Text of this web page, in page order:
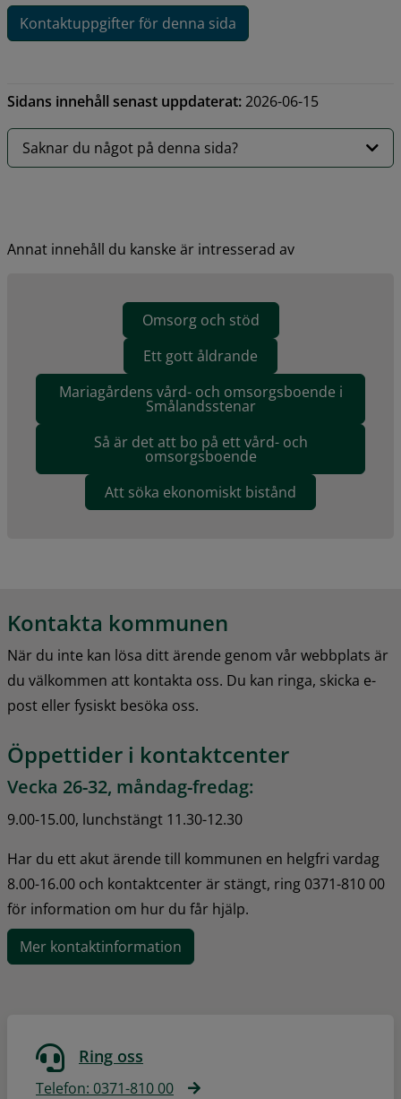
Kontaktuppgifter för denna sida
Sidans innehåll senast uppdaterat:2026-06-15
Saknar du något på denna sida?
Annat innehåll du kanske är intresserad av
Omsorg och stöd
Ett gott åldrande
Mariagårdens vård- och omsorgsboende i
Smålandsstenar
Så är det att bo på ett vård- och
omsorgsboende
Att söka ekonomiskt bistånd
Kontakta kommunen
När du inte kan lösa ditt ärende genom vår webbplats är
du välkommen att kontakta oss. Du kan ringa, skicka e-
post eller fysiskt besöka oss.
Öppettider i kontaktcenter
Vecka 26-32, måndag-fredag:
9.00-15.00, lunchstängt 11.30-12.30
Har du ett akut ärende till kommunen en helgfri vardag
8.00-16.00 och kontaktcenter är stängt, ring 0371-810 00
för information om hur du får hjälp.
Mer kontaktinformation
Ring oss
Telefon: 0371-810 00